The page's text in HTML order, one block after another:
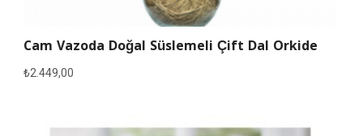
Cam Vazoda Doğal Süslemeli Çift Dal Orkide
₺2.449,00